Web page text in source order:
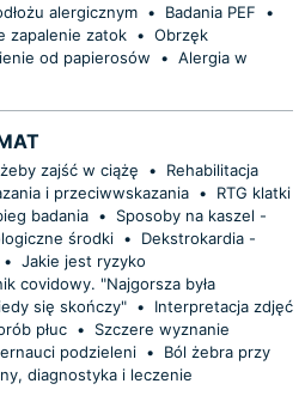
alergicznym • Badania PEF
•
zapalenie zatok • Obrzęk
od papierosów • Alergia w
zajść w ciążę •
Rehabilitacja
i przeciwwskazania •
RTG klatki
badania •
Sposoby na kaszel -
środki •
Dekstrokardia -
• Jakie jest ryzyko
covidowy. "Najgorsza była
się skończy" •
Interpretacja zdjęć
płuc •
Szczere wyznanie
podzieleni •
Ból żebra przy
diagnostyka i leczenie